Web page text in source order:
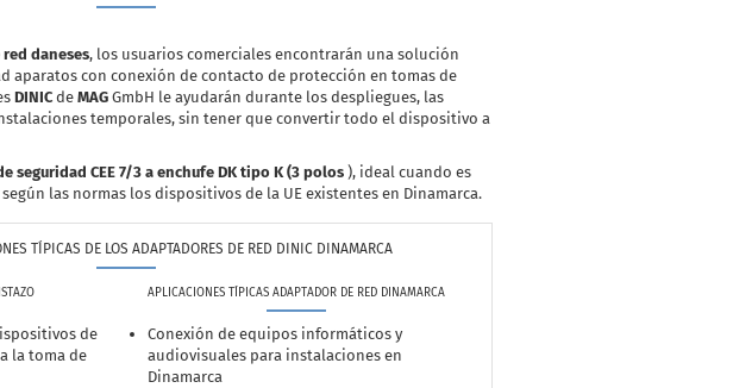
daneses, los usuarios comerciales encontrarán una solución
aparatos con conexión de contacto de protección en tomas de
DINIC deMAG GmbH le ayudarán durante los despliegues, las
temporales, sin tener que convertir todo el dispositivo a
seguridad CEE 7/3 a enchufe DK tipo K (3 polos ), ideal cuando es
las normas los dispositivos de la UE existentes en Dinamarca.
TÍPICAS DE LOS ADAPTADORES DE RED DINIC DINAMARCA
de
la toma de
APLICACIONES TÍPICAS ADAPTADOR DE RED DINAMARCA
Conexión de equipos informáticos y
audiovisuales para instalaciones en
Dinamarca